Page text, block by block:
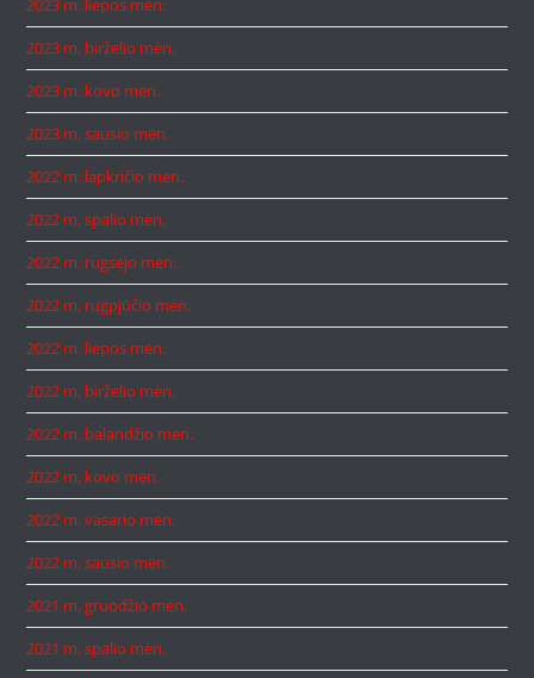
2023 m. liepos mėn.
2023 m. birželio mėn.
2023 m. kovo mėn.
2023 m. sausio mėn.
2022 m. lapkričio mėn.
2022 m. spalio mėn.
2022 m. rugsėjo mėn.
2022 m. rugpjūčio mėn.
2022 m. liepos mėn.
2022 m. birželio mėn.
2022 m. balandžio mėn.
2022 m. kovo mėn.
2022 m. vasario mėn.
2022 m. sausio mėn.
2021 m. gruodžio mėn.
2021 m. spalio mėn.